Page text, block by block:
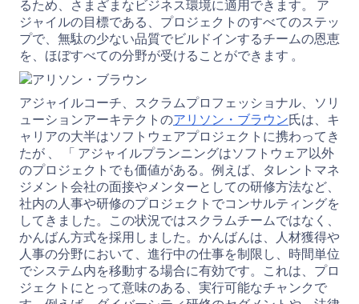
るため、さまざまなビジネス環境に適用できます。 ア
ジャイルの目標である、プロジェクトのすべてのステッ
プで、無駄の少ない品質でビルドインするチームの恩恵
を、ほぼすべての分野が受けることができます 。
アジャイルコーチ、スクラムプロフェッショナル、ソリ
ューションアーキテクトのアリソン・ブラウン氏は、キ
ャリアの大半はソフトウェアプロジェクトに携わってき
たが 、 「 アジャイルプランニングはソフトウェア以外
のプロジェクトでも価値がある。例えば、タレントマネ
ジメント会社の面接やメンターとしての研修方法など、
社内の人事や研修のプロジェクトでコンサルティングを
してきました。この状況ではスクラムチームではなく、
かんばん方式を採用しました。かんばんは、人材獲得や
人事の分野において、進行中の仕事を制限し、時間単位
でシステム内を移動する場合に有効です。これは、プロ
ジェクトにとって意味のある、実行可能なチャンクで